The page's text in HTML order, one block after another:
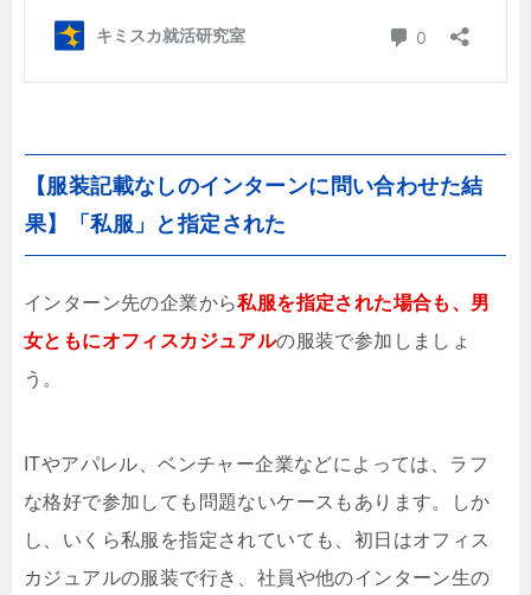
【服装記載なしのインターンに問い合わせた結
果】「私服」と指定された
インターン先の企業から私服を指定された場合も、男
女ともにオフィスカジュアルの服装で参加しましょ
う。
ITやアパレル、ベンチャー企業などによっては、ラフ
な格好で参加しても問題ないケースもあります。しか
し、いくら私服を指定されていても、初日はオフィス
カジュアルの服装で行き、社員や他のインターン生の